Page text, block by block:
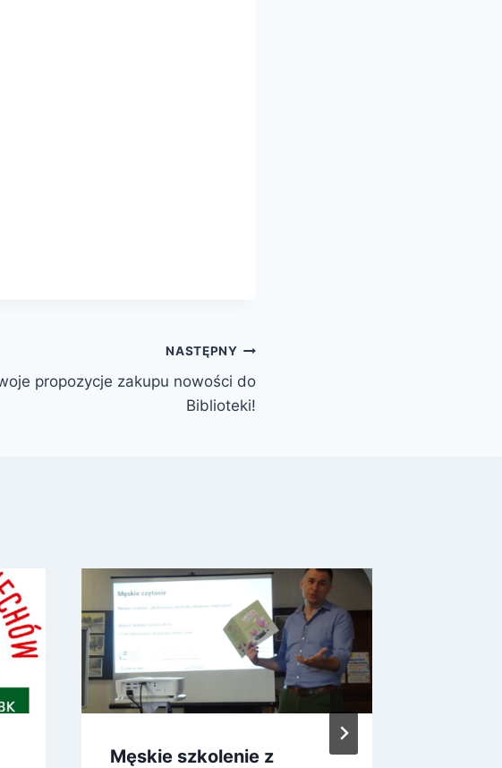
NASTĘPNY
propozycje zakupu nowości do
Biblioteki!
Męskie szkolenie z